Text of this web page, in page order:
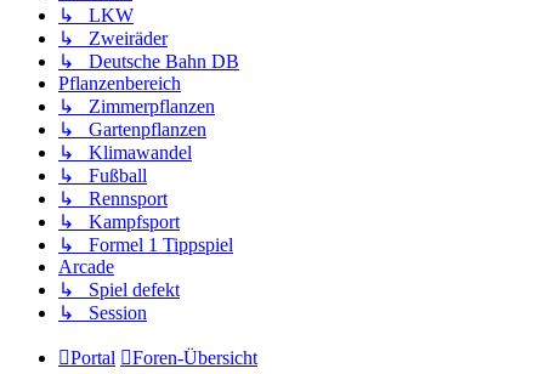
↳ LKW
↳ Zweiräder
↳ Deutsche Bahn DB
Pflanzenbereich
↳ Zimmerpflanzen
↳ Gartenpflanzen
↳ Klimawandel
↳ Fußball
↳ Rennsport
↳ Kampfsport
↳ Formel 1 Tippspiel
Arcade
↳ Spiel defekt
↳ Session
Portal
Foren-Übersicht